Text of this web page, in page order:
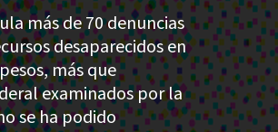
más de 70 denuncias
desaparecidos en
más que
examinados por la
se ha podido